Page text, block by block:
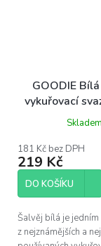
GOODIE
vykuřovací
vel. XL -
smudge
181 Kč bez DPH
219 Kč
DO KOŠÍKU
Šalvěj bílá je jedním
z nejznámějších a